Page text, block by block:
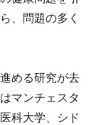
、問題の多く
める研究が去
マンチェスタ
科大学、シド